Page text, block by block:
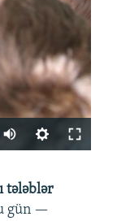
360p
480p
tələblər
gün —